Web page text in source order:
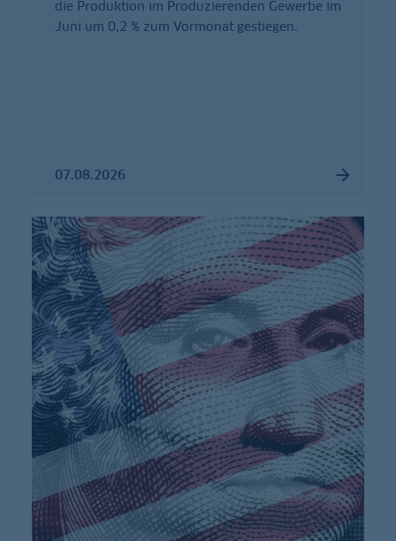
die Produktion im Produzierenden Gewerbe im
Juni um 0,2 % zum Vormonat gestiegen.
07.08.2026